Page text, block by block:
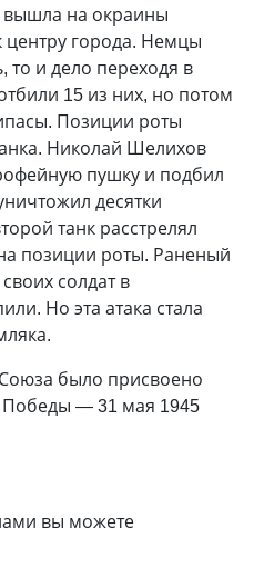
вышла на окраины
центру города. Немцы
то и дело переходя в
15 из них, но потом
Позиции роты
Николай Шелихов
пушку и подбил
десятки
танк расстрелял
позиции роты. Раненый
солдат в
Но эта атака стала
было присвоено
Победы —31 мая 1945
вы можете